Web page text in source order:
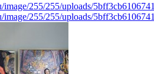
image/255/255/uploads/
image/255/255/uploads/